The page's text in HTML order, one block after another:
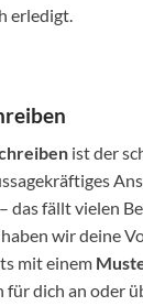
erledigt.
ist der
das fällt vielen
wir deine
mit einem
für dich an oder